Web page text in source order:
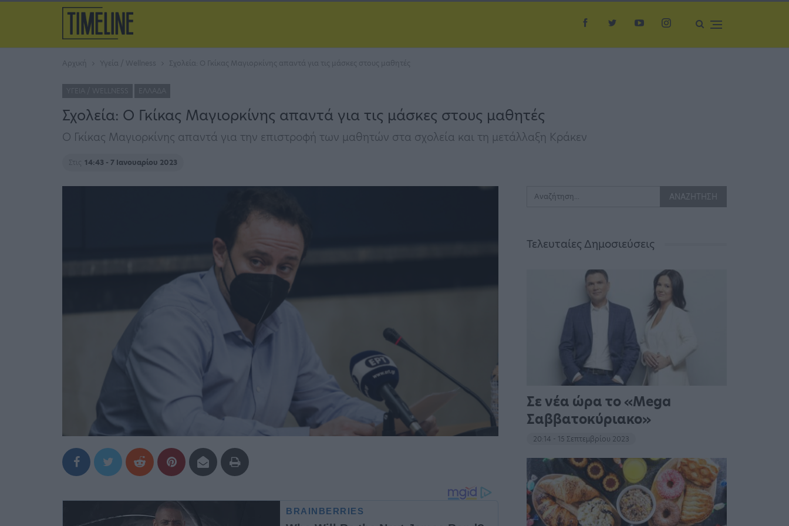
Αρχική Υγεία / Wellness Σχολεία: Ο Γκίκας Μαγιορκίνης απαντά για τις μάσκες στους μαθητές
ΥΓΕΊΑ / WELLNESS ΕΛΛΆΔΑ
Σχολεία: Ο Γκίκας Μαγιορκίνης απαντά για τις μάσκες στους μαθητές
Ο Γκίκας Μαγιορκίνης απαντά για την επιστροφή των μαθητών στα σχολεία και τη μετάλλαξη Κράκεν
Στις 14:43 - 7 Ιανουαρίου 2023
Τελευταίες Δημοσιεύσεις
Σε νέα ώρα το «Mega
Σαββατοκύριακο»
20:14 - 15 Σεπτεμβρίου 2023